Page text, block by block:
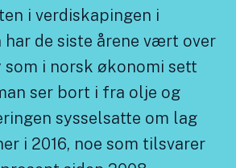
i verdiskapingen i
de siste årene vært over
i norsk økonomi sett
ser bort i fra olje og
sysselsatte om lag
i 2016, noe som tilsvarer